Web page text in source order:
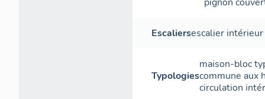
Escaliersescalier intérieur
Typologies
maison-bloc
commune aux
circulation